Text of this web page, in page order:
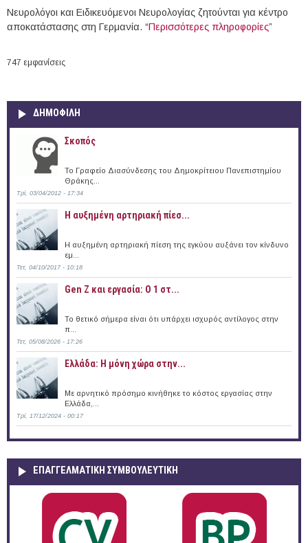
Νευρολόγοι και Ειδικευόμενοι Νευρολογίας ζητούνται για κέντρο
αποκατάστασης στη Γερμανία. “Περισσότερες πληροφορίες”
747 εμφανίσεις
ΔΗΜΟΦΙΛΗ
Σκοπός
Το Γραφείο Διασύνδεσης του Δημοκρίτειου Πανεπιστημίου
Θράκης...
Τρί, 03/04/2012 - 17:34
Η αυξημένη αρτηριακή πίεσ...
Η αυξημένη αρτηριακή πίεση της εγκύου αυξάνει τον κίνδυνο
εμ...
Τετ, 04/10/2017 - 10:18
Gen Z και εργασία: Ο 1 στ...
Το θετικό σήμερα είναι ότι υπάρχει ισχυρός αντίλογος στην
π...
Τετ, 05/08/2026 - 17:26
Ελλάδα: Η μόνη χώρα στην...
Με αρνητικό πρόσημο κινήθηκε το κόστος εργασίας στην
Ελλάδα,...
Τρί, 17/12/2024 - 00:17
ΕΠΑΓΓΕΛΜΑΤΙΚΉ ΣΥΜΒΟΥΛΕΥΤΙΚΉ